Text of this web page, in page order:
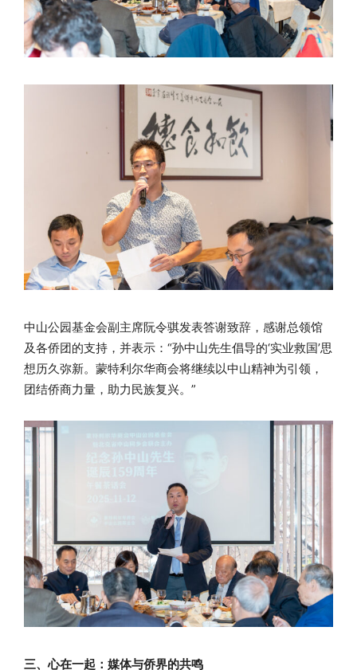
中山公园基金会副主席阮令骐发表答谢致辞，感谢总领馆
及各侨团的支持，并表示：“孙中山先生倡导的‘实业救国’思
想历久弥新。蒙特利尔华商会将继续以中山精神为引领，
团结侨商力量，助力民族复兴。”
三、心在一起：媒体与侨界的共鸣